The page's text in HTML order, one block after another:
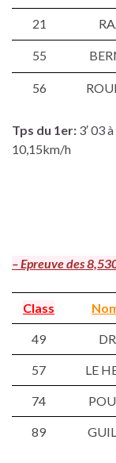
21
55
56
Tps du 1er: 3′ 03
10,15km/h
– Epreuve des
Class
49
57 LE
74
89